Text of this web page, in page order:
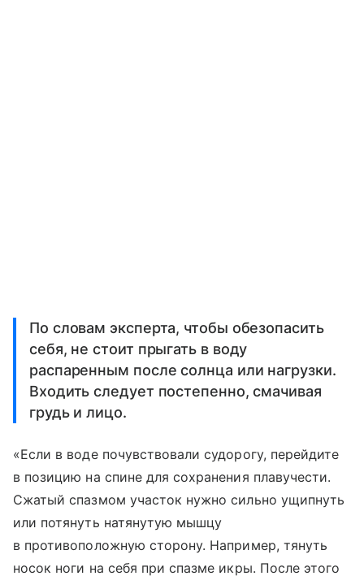
По словам эксперта, чтобы обезопасить
себя, не стоит прыгать в воду
распаренным после солнца или нагрузки.
Входить следует постепенно, смачивая
грудь и лицо.
«Если в воде почувствовали судорогу, перейдите
в позицию на спине для сохранения плавучести.
Сжатый спазмом участок нужно сильно ущипнуть
или потянуть натянутую мышцу
в противоположную сторону. Например, тянуть
носок ноги на себя при спазме икры. После этого